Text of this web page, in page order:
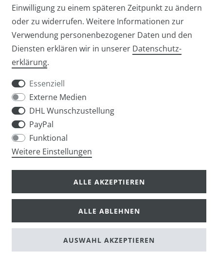
Widerrufs­formular
Impressum Daten­schutz­erklärung
info@taschen-tony.de
© Copyright 2026 | Alle Rechte vorbehalten.
Einwilligung zu einem späteren Zeitpunkt zu ändern
oder zu widerrufen. Weitere Informationen zur
Verwendung personenbezogener Daten und den
Diensten erklären wir in unserer Daten­schutz­
erklärung.
Essenziell
Externe Medien
DHL Wunschzustellung
PayPal
Funktional
Weitere Einstellungen
ALLE AKZEPTIEREN
ALLE ABLEHNEN
AUSWAHL AKZEPTIEREN